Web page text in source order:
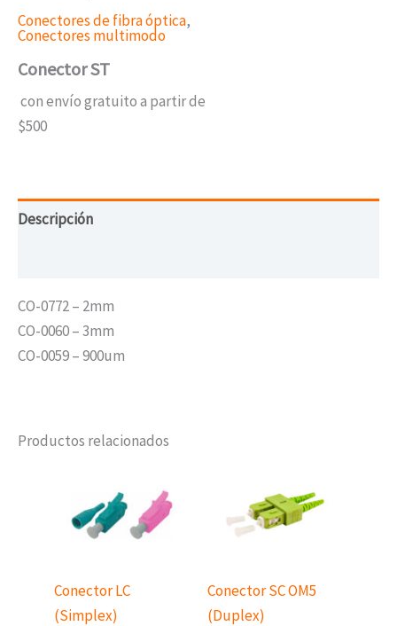
Conectores de fibra óptica,
Conectores multimodo
Conector ST
con envío gratuito a partir de
$500
Descripción
CO-0772 – 2mm
CO-0060 – 3mm
CO-0059 – 900um
Productos relacionados
Conector LC
(Simplex)
Conector SC OM5
(Duplex)